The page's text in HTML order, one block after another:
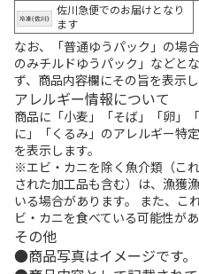
佐川急便でのお届けとなり
ます
なお、「普通ゆうパック」の場
のみチルドゆうパック」などと
ず、商品内容欄にその旨を表示し
アレルギー情報について
商品に「小麦」「そば」「卵」
に」「くるみ」のアレルギー特
を表示します。
※エビ・カニを除く魚介類（こ
された加工品も含む）は、漁獲
いる場合があります。 また、こ
ビ・カニを食べている可能性があ
その他
商品写真はイメージです。